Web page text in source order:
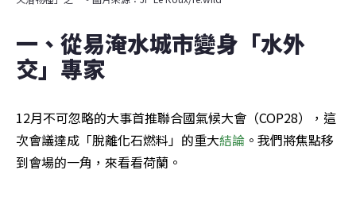
一、從易淹水城市變身「水外
交」專家
12月不可忽略的大事首推聯合國氣候大會（COP28），這
次會議達成「脫離化石燃料」的重大結論 。我們將焦點移
到會場的一角，來看看荷蘭。